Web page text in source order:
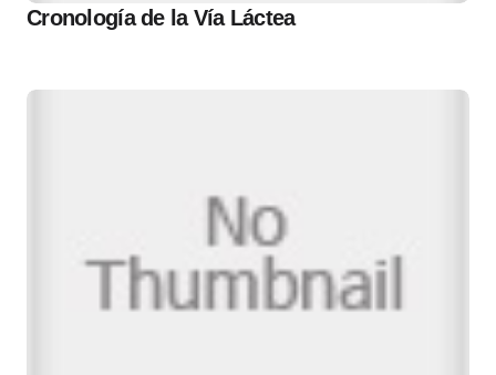
Cronología de la Vía Láctea